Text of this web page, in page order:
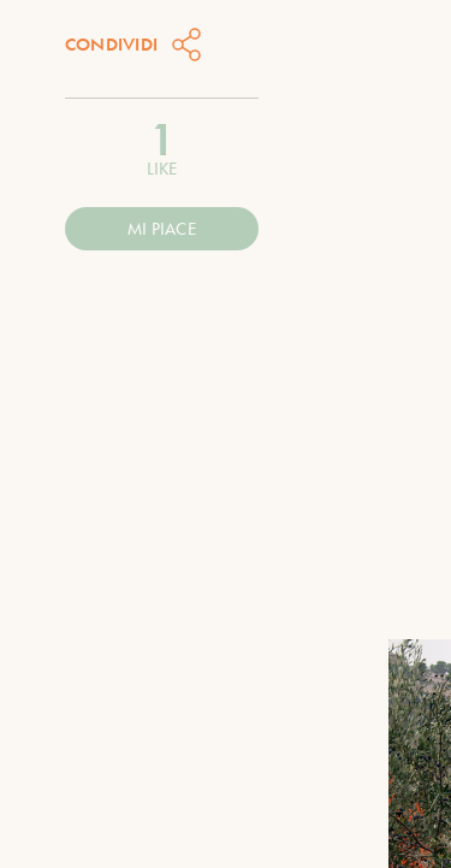
CONDIVIDI
1
LIKE
MI PIACE